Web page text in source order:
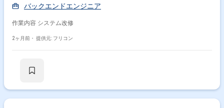
バックエンドエンジニア
作業内容 システム改修
2ヶ月前・ 提供元: フリコン